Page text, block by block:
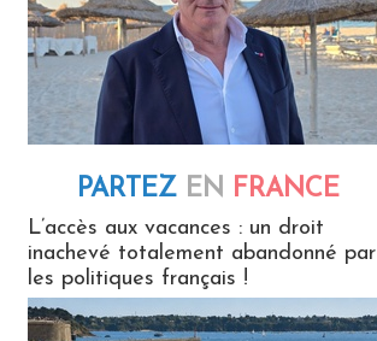
PARTEZ EN FRANCE
L’accès aux vacances : un droit
inachevé totalement abandonné par
les politiques français !